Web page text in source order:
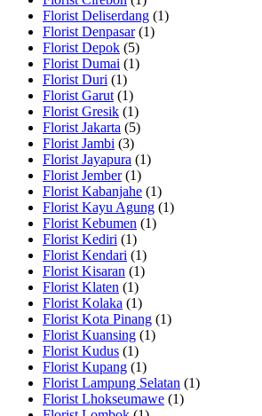
Florist Deliserdang (1)
Florist Denpasar(1)
Florist Depok (5)
Florist Dumai (1)
Florist Duri (1)
Florist Garut (1)
Florist Gresik (1)
Florist Jakarta (5)
Florist Jambi (3)
Florist Jayapura (1)
Florist Jember(1)
Florist Kabanjahe (1)
Florist Kayu Agung (1)
Florist Kebumen (1)
Florist Kediri (1)
Florist Kendari (1)
Florist Kisaran (1)
Florist Klaten (1)
Florist Kolaka (1)
Florist Kota Pinang (1)
Florist Kuansing (1)
Florist Kudus (1)
Florist Kupang (1)
Florist Lampung Selatan (1)
Florist Lhokseumawe (1)